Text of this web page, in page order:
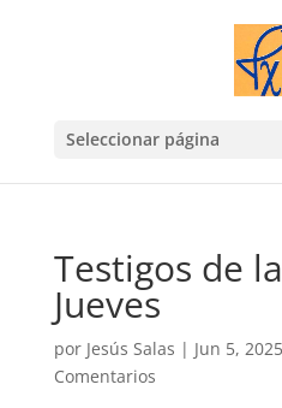
Seleccionar página
Testigos de
Jueves
por Jesús Salas | Jun 5, 2025
Comentarios